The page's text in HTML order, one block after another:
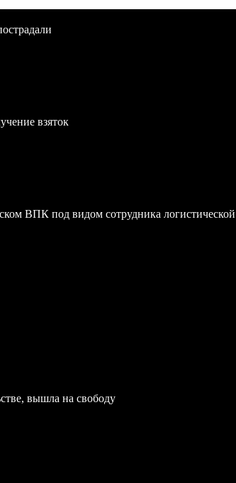
взяток
ВПК под видом сотрудника
вышла на свободу